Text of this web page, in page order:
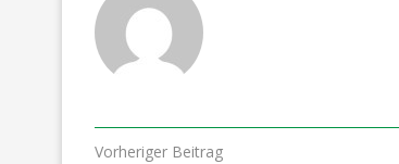
Vorheriger Beitrag